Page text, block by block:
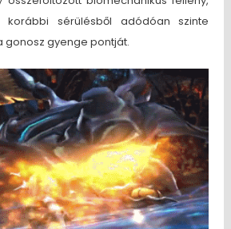
sérülésből adódóan szinte
gonosz gyenge pontját.